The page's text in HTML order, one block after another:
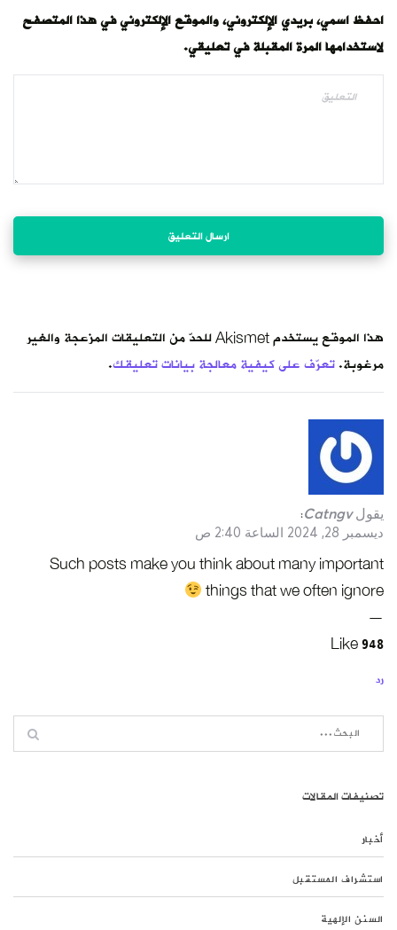
احفظ اسمي، بريدي الإلكتروني، والموقع الإلكتروني في هذا المتصفح
لاستخدامها المرة المقبلة في تعليقي.
هذا الموقع يستخدم Akismet للحدّ من التعليقات المزعجة والغير
مرغوبة.تعرّف على كيفية معالجة بيانات تعليقك.
يقول Catngv
:
ديسمبر 28, 2024 الساعة 2:40 ص
Such posts make you think about many important
things that we often ignore
—
Like 948
رد
تصنيفات المقالات
أخبار
استشراف المستقبل
السنن الإلهية